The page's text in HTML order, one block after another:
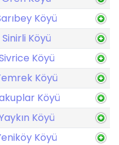
Köyü
Sinirli Köyü
Köyü
Köyü
Köyü
Köyü
Köyü